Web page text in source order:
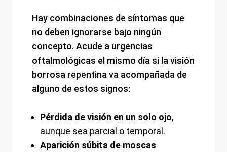
Hay combinaciones de síntomas que
no deben ignorarse bajo ningún
concepto. Acude a urgencias
oftalmológicas el mismo día si la visión
borrosa repentina va acompañada de
alguno de estos signos:
Pérdida de visión en un solo ojo,
aunque sea parcial o temporal.
Aparición súbita de moscas